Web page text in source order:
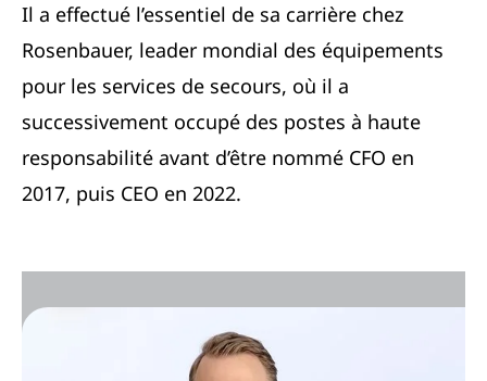
Il a effectué l’essentiel de sa carrière chez
Rosenbauer, leader mondial des équipements
pour les services de secours, où il a
successivement occupé des postes à haute
responsabilité avant d’être nommé CFO en
2017, puis CEO en 2022.